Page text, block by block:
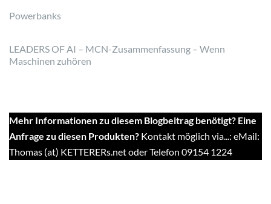
Powerbanks
LEADERS OF AI – MCN-Zusammenfassung – Wenn
Maschinen zuhören
Mehr Informationen zu diesem Blogbeitrag benötigt? Eine
Anfrage zu diesen Produkten? Kontakt möglich via...: eMail:
Thomas (at) KETTERERs.net oder Telefon 09154 1224